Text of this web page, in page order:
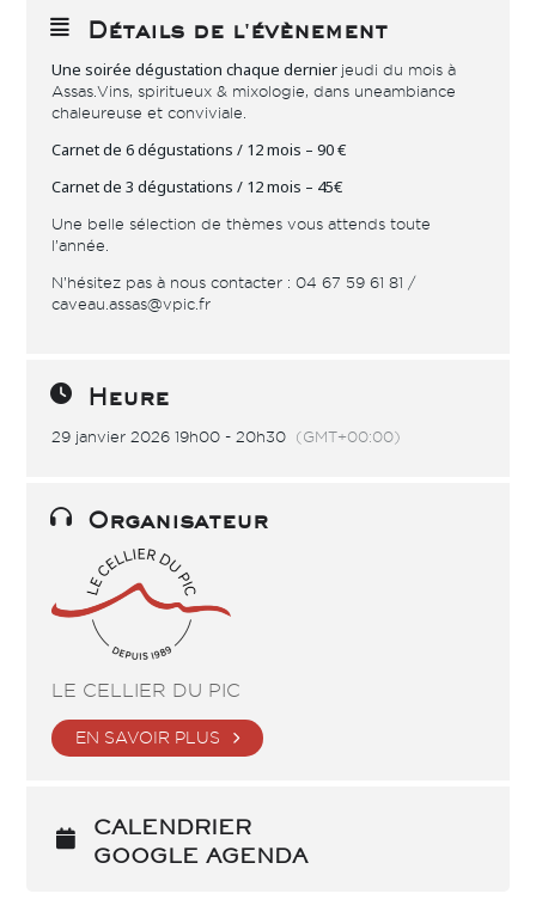
Détails de l'évènement
Une soirée dégustation chaque dernier jeudi du mois à
Assas. Vins, spiritueux & mixologie, dans une ambiance
chaleureuse et conviviale.
Carnet de 6 dégustations / 12 mois – 90 €
Carnet de 3 dégustations / 12 mois – 45€
Une belle sélection de thèmes vous attends toute
l’année.
N’hésitez pas à nous contacter : 04 67 59 61 81 /
caveau.assas@vpic.fr
Heure
29 janvier 2026 19h00 - 20h30 (GMT+00:00)
Organisateur
LE CELLIER DU PIC
EN SAVOIR PLUS
CALENDRIER
GOOGLE AGENDA